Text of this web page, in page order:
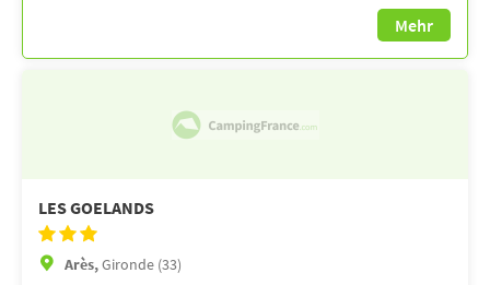
Mehr
LES GOELANDS
Arès,Gironde (33)